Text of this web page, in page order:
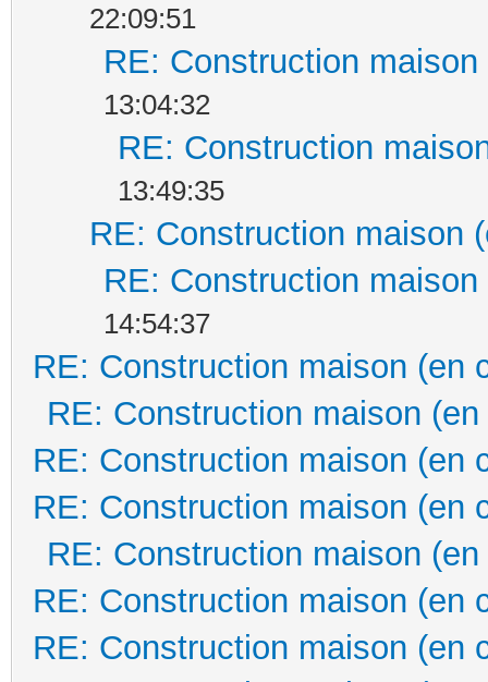
22:09:51
RE: Construction
13:04:32
RE: Construction
13:49:35
RE: Construction maison
RE: Construction
14:54:37
RE: Construction maison (en
RE: Construction maison
RE: Construction maison (en
RE: Construction maison (en
RE: Construction maison
RE: Construction maison (en
RE: Construction maison (en